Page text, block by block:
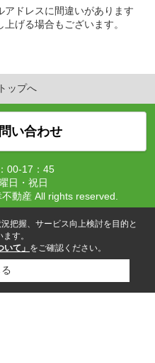
ドレスに間違いがあります
げる場合もございます。
ップへ
い合わせ
00-17：45
日・祝日
動産 All rights reserved.
把握、サービス向上検討を目的と
す。
て」 をご確認ください。